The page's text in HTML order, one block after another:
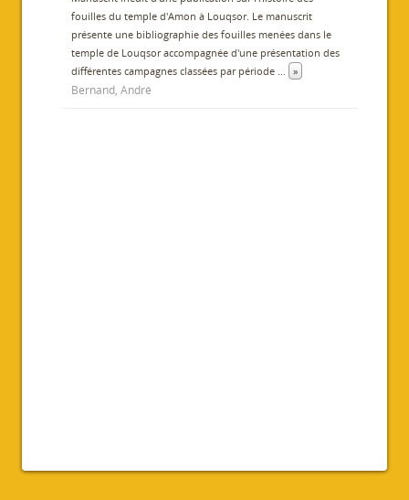
fouilles du temple d'Amon à Louqsor. Le manuscrit
présente une bibliographie des fouilles menées dans le
temple de Louqsor accompagnée d'une présentation des
différentes campagnes classées par période ... »
Bernand, André